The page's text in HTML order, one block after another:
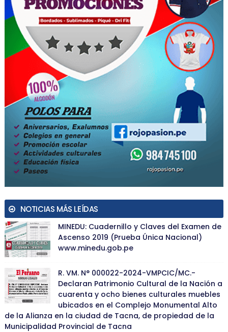
NOTICIAS MÁS LEÍDAS
MINEDU: Cuadernillo y Claves del Examen de
Ascenso 2019 (Prueba Única Nacional)
www.minedu.gob.pe
R. VM. N° 000022-2024-VMPCIC/MC.-
Declaran Patrimonio Cultural de la Nación a
cuarenta y ocho bienes culturales muebles
ubicados en el Complejo Monumental Alto
de la Alianza en la ciudad de Tacna, de propiedad de la
Municipalidad Provincial de Tacna